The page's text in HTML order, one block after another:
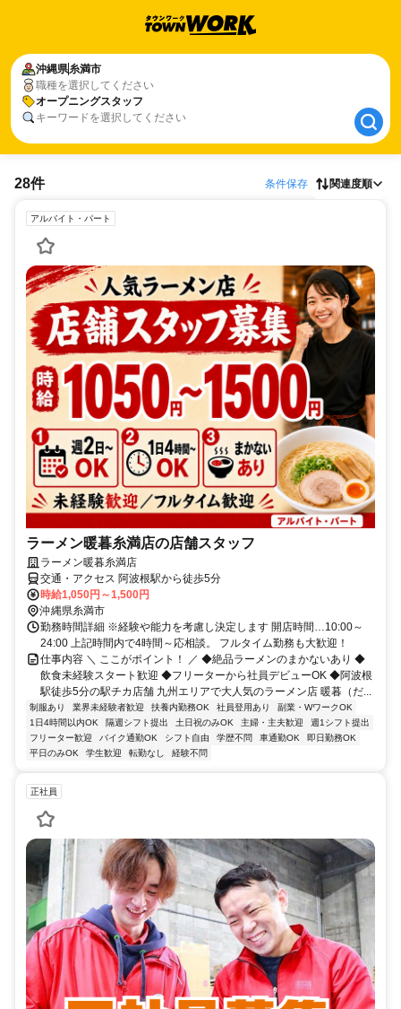
沖縄県糸満市
職種を選択してください
オープニングスタッフ
キーワードを選択してください
沖縄県糸満市
オープニングスタッフ
28件 条件保存 関連度順
アルバイト・パート
ラーメン暖暮糸満店の店舗スタッフ
ラーメン暖暮糸満店
交通・アクセス 阿波根駅から徒歩5分
時給1,050円～1,500円
沖縄県糸満市
勤務時間詳細 ※経験や能力を考慮し決定します 開店時間…10:00～
24:00 上記時間内で4時間～応相談。 フルタイム勤務も大歓迎！
仕事内容 ＼ ここがポイント！ ／ ◆絶品ラーメンのまかないあり ◆
飲食未経験スタート歓迎 ◆フリーターから社員デビューOK ◆阿波根
駅徒歩5分の駅チカ店舗 九州エリアで大人気のラーメン店 暖暮（だ...
制服あり 業界未経験者歓迎 扶養内勤務OK 社員登用あり
副業・WワークOK
1日4時間以内OK
隔週シフト提出 土日祝のみOK 主婦・主夫歓迎
週1シフト提出
フリーター歓迎
バイク通勤OK シフト自由 学歴不問 車通勤OK
即日勤務OK
平日のみOK
学生歓迎 転勤なし 経験不問
正社員